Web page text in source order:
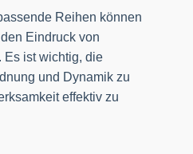
Reihen können
Eindruck von
Es ist wichtig, die
und Dynamik zu
effektiv zu